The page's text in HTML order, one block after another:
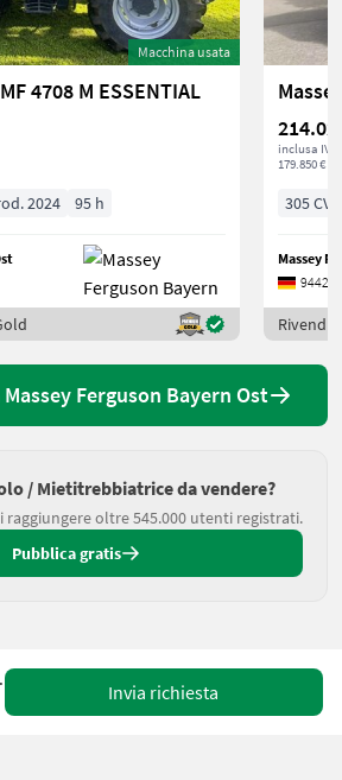
Macchina usata
4708 M ESSENTIAL
2024 95 h
inclusa IVA
179.850 €
305 CV/
Massey
94428
Ferguson Bayern Ost
/ Mietitrebbiatrice da vendere?
raggiungere oltre 545.000 utenti registrati.
Pubblica gratis
5
Invia richiesta